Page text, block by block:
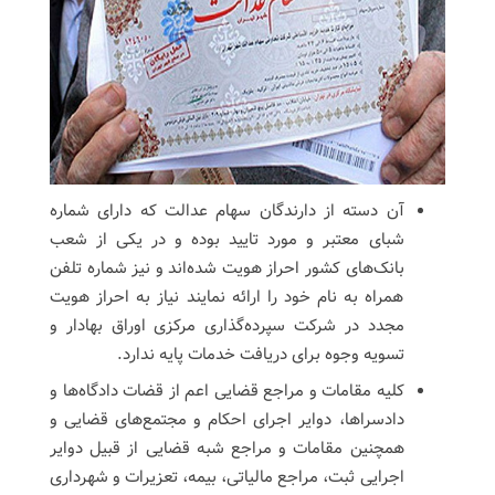
آن دسته از دارندگان سهام عدالت که دارای شماره
شبای معتبر و مورد تایید بوده و در یکی از شعب
بانک‌های کشور احراز هویت شده‌اند و نیز شماره تلفن
همراه به نام خود را ارائه نمایند نیاز به احراز هویت
مجدد در شرکت سپرده‌گذاری مرکزی اوراق بهادار و
تسویه وجوه برای دریافت خدمات پایه ندارد.
کلیه مقامات و مراجع قضایی اعم از قضات دادگاه‌ها و
دادسراها، دوایر اجرای احکام و مجتمع‌های قضایی و
همچنین مقامات و مراجع شبه قضایی از قبیل دوایر
اجرایی ثبت، مراجع مالیاتی، بیمه، تعزیرات و شهرداری